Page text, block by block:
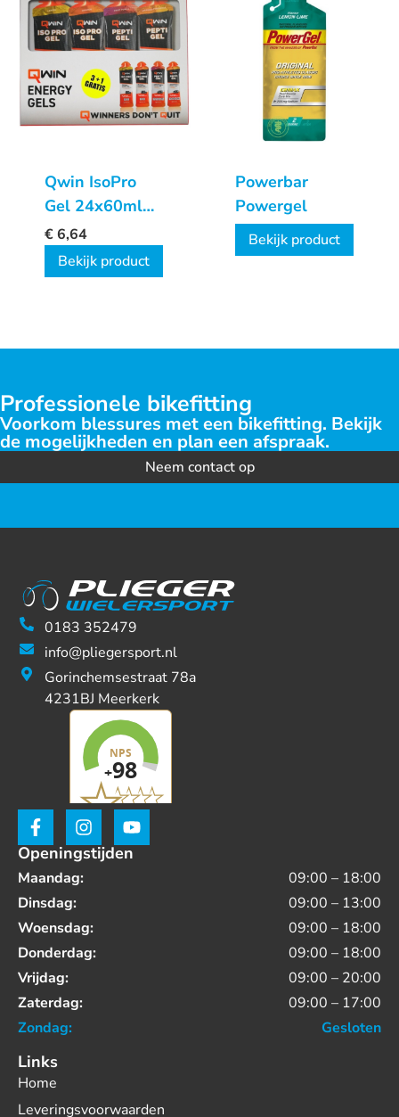
Qwin IsoPro
Gel 24x60ml
3+1 Gratis
€6,64
Bekijk product
Powerbar
Powergel
Bekijk product
Professionele bikefitting
Voorkom blessures met een bikefitting. Bekijk
de mogelijkheden en plan een afspraak.
Neem contact op
0183 352479
info@pliegersport.nl
Gorinchemsestraat 78a
4231BJ Meerkerk
Openingstijden
Maandag:
09:00 – 18:00
Dinsdag:
09:00 – 13:00
Woensdag:
09:00 – 18:00
Donderdag:
09:00 – 18:00
Vrijdag:
09:00 – 20:00
Zaterdag:
09:00 – 17:00
Zondag:
Gesloten
Links
Home
Leveringsvoorwaarden